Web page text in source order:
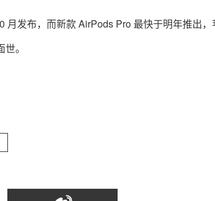
月发布，而新款 AirPods Pro 最快于明年推出
。